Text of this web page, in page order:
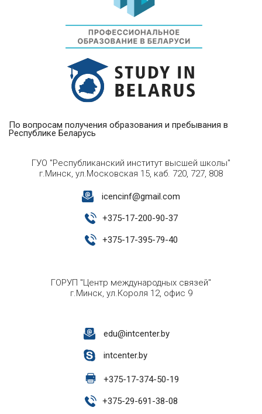
По вопросам получения образования и пребывания в
Республике Беларусь
ГУО "Республиканский институт высшей школы"
г.Минск, ул.Московская 15, каб. 720, 727, 808
icencinf@gmail.com
+375-17-200-90-37
+375-17-395-79-40
ГОРУП "Центр международных связей"
г.Минск, ул.Короля 12, офис 9
edu@intcenter.by
intcenter.by
+375-17-374-50-19
+375-29-691-38-08